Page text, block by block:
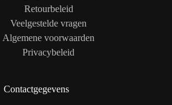
Retourbeleid
Veelgestelde vragen
Algemene voorwaarden
Privacybeleid
Contactgegevens